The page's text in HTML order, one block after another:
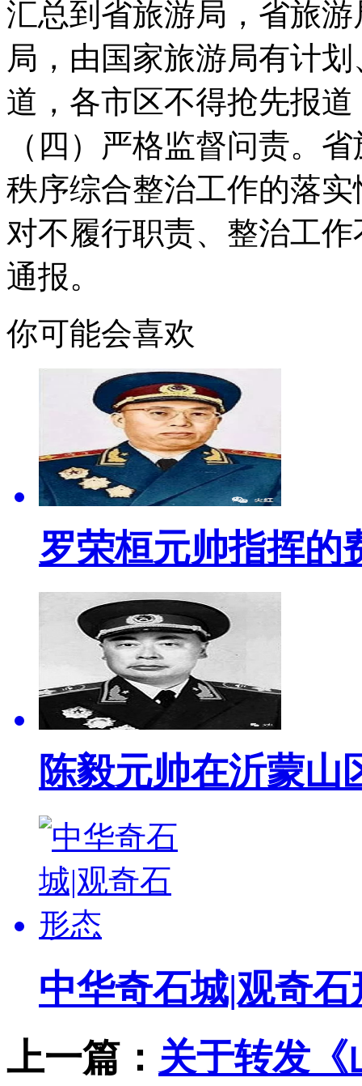
汇总到省旅游局，省旅
局，由国家旅游局有计
道，各市区不得抢先报
（四）严格监督问责。
秩序综合整治工作的落
对不履行职责、整治工
通报。
你可能会喜欢
罗荣桓元帅指挥的
陈毅元帅在沂蒙山
中华奇石城|观奇石
上一篇： 关于转发